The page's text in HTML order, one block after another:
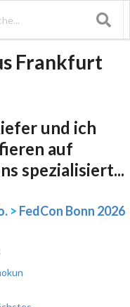
Frankfurt
und ich
auf
spezialisiert...
> FedCon Bonn 2026